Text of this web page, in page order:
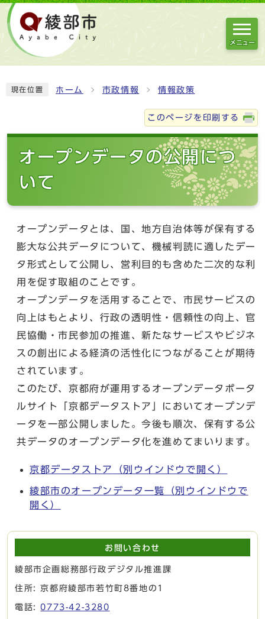
メニュー
現在位置 ホーム 市政情報 情報政策
このページを印刷する
オープンデータの公開につ
いて
オープンデータとは、国、地方自治体等が保有する
膨大な公共データについて、機械判読に適したデー
タ形式として公開し、営利目的も含めた二次的な利
用を促す取組のことです。
オープンデータを活用することで、市民サービスの
向上はもとより、行政の透明性・信頼性の向上、官
民協働・市民参加の推進、新たなサービスやビジネ
スの創出による経済の活性化につながることが期待
されています。
このたび、京都府が運用するオープンデータポータ
ルサイト「京都データストア」においてオープンデ
ータを一部公開しました。今後も順次、保有する公
共データのオープンデータ化を進めてまいります。
京都データストア （別ウインドウで開く）
綾部市のオープンデータ一覧
（別ウインドウで
開く）
お問い合わせ
綾部市企画総務部行政デジタル推進課
住所: 京都府綾部市若竹町8番地の1
電話:0773-42-3280